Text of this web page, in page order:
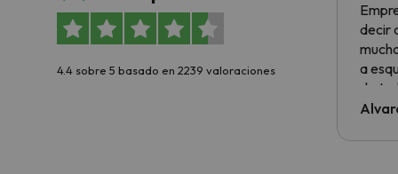
4.4 sobre 5 basado en 2239 valoraciones
decir
a
de
al
culpa